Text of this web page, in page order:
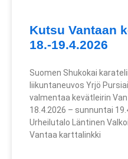
Kutsu Vantaan
18.-19.4.2026
Suomen Shukokai
liikuntaneuvos Yrjö
valmentaa kevätleirin
18.4.2026 – sunnuntai
Urheilutalo Läntinen
Vantaa karttalinkki